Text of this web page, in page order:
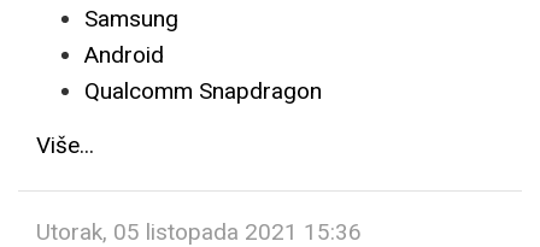
Samsung
Android
Qualcomm Snapdragon
Više...
Utorak, 05 listopada 2021 15:36